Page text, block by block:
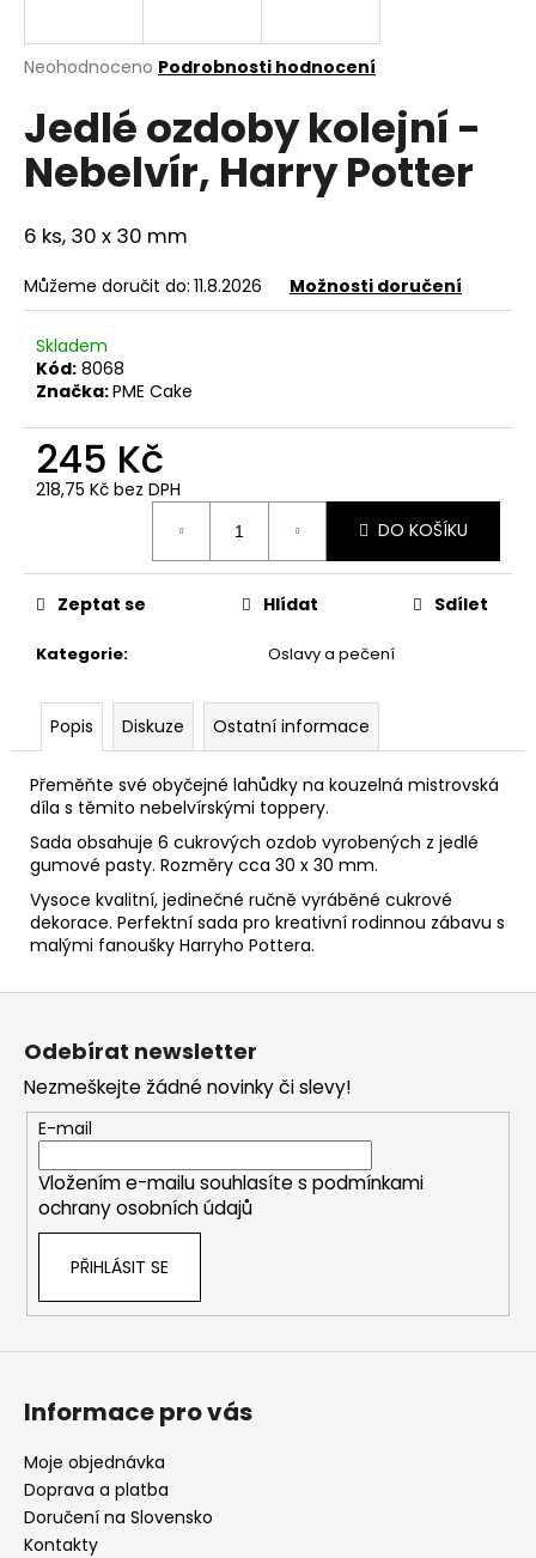
Průměrné
produktu
je
0,0
hvězdiček.
Neohodnoceno Podrobnosti hodnocení
Jedlé ozdoby kolejní -
Nebelvír, Harry Potter
6 ks, 30 x 30 mm
Můžeme doručit do: 11.8.2026 Možnosti doručení
Skladem
Kód: 8068
Značka:PME Cake
245 Kč
218,75 Kč bez DPH
DO KOŠÍKU
Kategorie: Oslavy a pečení
Zeptat se Hlídat Sdílet
Popis Diskuze Ostatní informace
Přeměňte své obyčejné lahůdky na kouzelná mistrovská
díla s těmito nebelvírskými toppery.
Sada obsahuje 6 cukrových ozdob vyrobených z jedlé
gumové pasty. Rozměry cca 30 x 30 mm.
Vysoce kvalitní, jedinečné ručně vyráběné cukrové
dekorace. Perfektní sada pro kreativní rodinnou zábavu s
malými fanoušky Harryho Pottera.
j
t
?
HLEDAT
D
o
p
o
u
e
m
ČOKOLÁDOVÁ
15
G,
HARRY
POTTER
130
Kč
Z
Odebírat newsletter
Nezmeškejte žádné novinky či slevy!
E-mail
Vložením e-mailu souhlasíte s podmínkami
ochrany osobních údajů
PŘIHLÁSIT SE
Informace pro vás
Moje objednávka
Doprava a platba
Doručení na Slovensko
Kontakty